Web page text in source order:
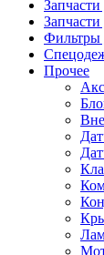
Запчасти
Фильтры
Прочее